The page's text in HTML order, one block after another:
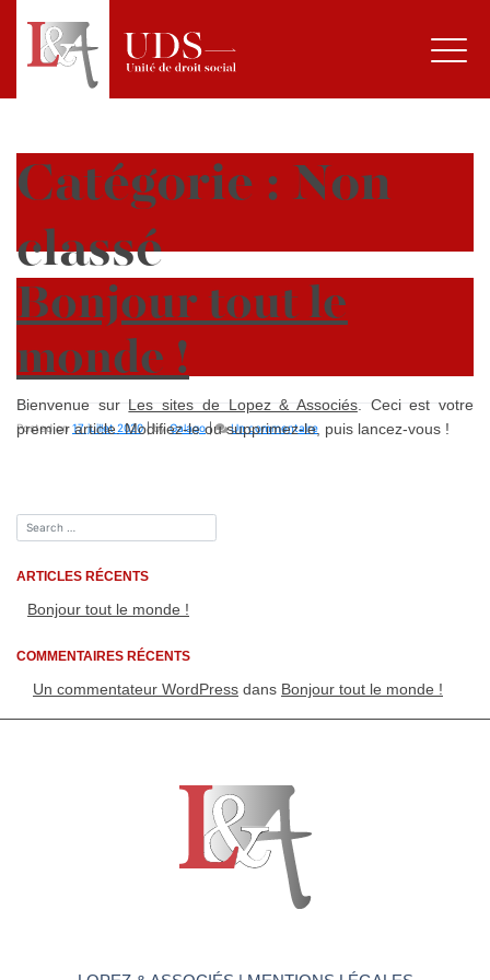
Catégorie : Non
classé
Bonjour tout le
monde !
Posted on17 juillet 2020|byGalago| Un commentairesur
Bienvenue sur Les sites de Lopez & Associés. Ceci est votre
premier article. Modifiez-le ou supprimez-le, puis lancez-vous !
ARTICLES RÉCENTS
Bonjour tout le monde !
COMMENTAIRES RÉCENTS
Un commentateur WordPress dans Bonjour tout le monde !